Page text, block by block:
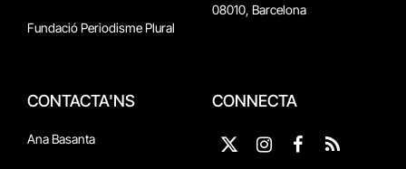
Fundació Periodisme Plural
08010, Barcelona
CONTACTA'NS
Ana Basanta
CONNECTA
X
InstagramFacebook
RSS